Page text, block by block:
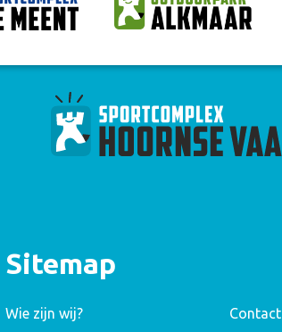
Sitemap
Wie zijn wij? Contact